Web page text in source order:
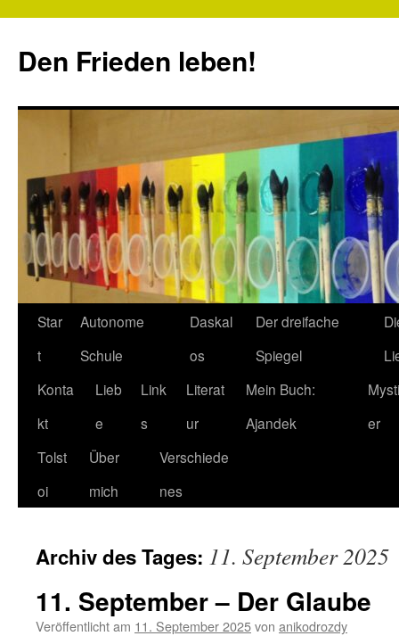
springen
Den Frieden leben!
Star
t
Autonome
Schule
Daskal
os
Der dreifache
Spiegel
Konta
kt
Lieb
e
Link
s
Literat
ur
Mein Buch:
Ajandek
er
Tolst
oi
Über
mich
Verschiede
nes
Archiv des Tages: 11. September 2025
11. September – Der Glaube
Veröffentlicht am 11. September 2025von anikodrozdy